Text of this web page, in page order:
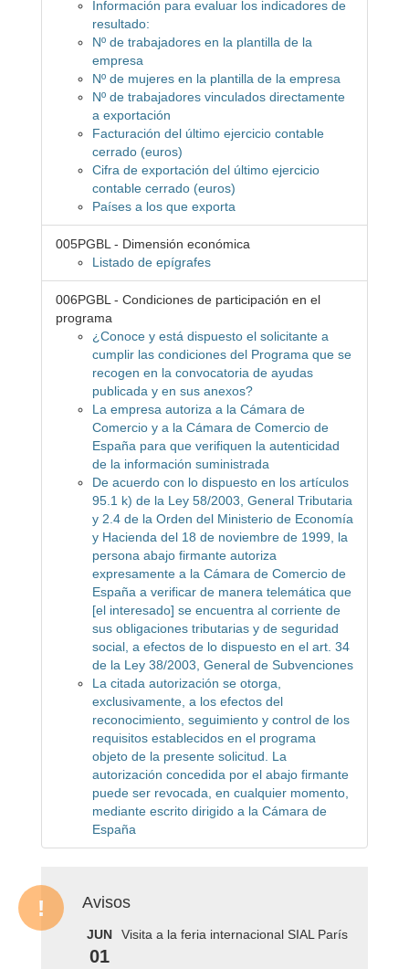
Información para evaluar los indicadores de
resultado:
Nº de trabajadores en la plantilla de la
empresa
Nº de mujeres en la plantilla de la empresa
Nº de trabajadores vinculados directamente
a exportación
Facturación del último ejercicio contable
cerrado (euros)
Cifra de exportación del último ejercicio
contable cerrado (euros)
Países a los que exporta
005PGBL - Dimensión económica
Listado de epígrafes
006PGBL - Condiciones de participación en el
programa
¿Conoce y está dispuesto el solicitante a
cumplir las condiciones del Programa que se
recogen en la convocatoria de ayudas
publicada y en sus anexos?
La empresa autoriza a la Cámara de
Comercio y a la Cámara de Comercio de
España para que verifiquen la autenticidad
de la información suministrada
De acuerdo con lo dispuesto en los artículos
95.1 k) de la Ley 58/2003, General Tributaria
y 2.4 de la Orden del Ministerio de Economía
y Hacienda del 18 de noviembre de 1999, la
persona abajo firmante autoriza
expresamente a la Cámara de Comercio de
España a verificar de manera telemática que
[el interesado] se encuentra al corriente de
sus obligaciones tributarias y de seguridad
social, a efectos de lo dispuesto en el art. 34
de la Ley 38/2003, General de Subvenciones
La citada autorización se otorga,
exclusivamente, a los efectos del
reconocimiento, seguimiento y control de los
requisitos establecidos en el programa
objeto de la presente solicitud. La
autorización concedida por el abajo firmante
puede ser revocada, en cualquier momento,
mediante escrito dirigido a la Cámara de
España
Avisos
JUN
01
Visita a la feria internacional SIAL París